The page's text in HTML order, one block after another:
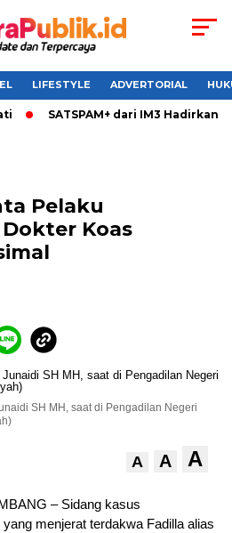
LIFESTYLE ADVERTORIAL
SATSPAM+ dari IM3 Hadirkan
Pelaku
Koas
SH MH, saat di Pengadilan Negeri
A A A
– Sidang kasus
menjerat terdakwa Fadilla alias